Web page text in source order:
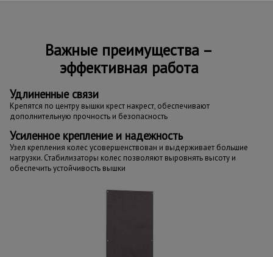
Важные преимущества –
эффективная работа
Удлиненные связи
Крепятся по центру вышки крест накрест, обеспечивают
дополнительную прочность и безопасность
Усиленное крепление и надежность
Узел крепления колес усовершенствован и выдерживает большие
нагрузки. Стабилизаторы колес позволяют выровнять высоту и
обеспечить устойчивость вышки